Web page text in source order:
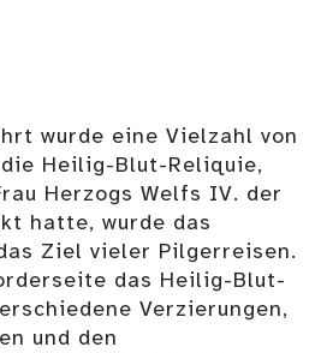
wurde eine Vielzahl von
Heilig-Blut-Reliquie,
Herzogs Welfs IV. der
hatte, wurde das
Ziel vieler Pilgerreisen.
das Heilig-Blut-
Verzierungen,
und den